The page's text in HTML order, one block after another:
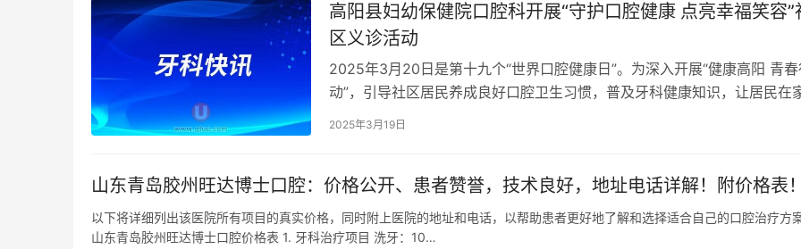
高阳县妇幼保健院口腔科开展“守护口腔健康 点亮幸福笑容”
区义诊活动
2025年3月20日是第十九个“世界口腔健康日”。为深入开展“健康高阳 青
动”，引导社区居民养成良好口腔卫生习惯，普及牙科健康知识，让居民在
口就能享受到优质口腔健康服务，3…
2025年3月19日
山东青岛胶州旺达博士口腔：价格公开、患者赞誉，技术良好，地址电话详解！附价格表
以下将详细列出该医院所有项目的真实价格，同时附上医院的地址和电话，以帮助患者更好地了解和选择适合自己的口腔治疗方
山东青岛胶州旺达博士口腔价格表 1. 牙科治疗项目 洗牙：10…